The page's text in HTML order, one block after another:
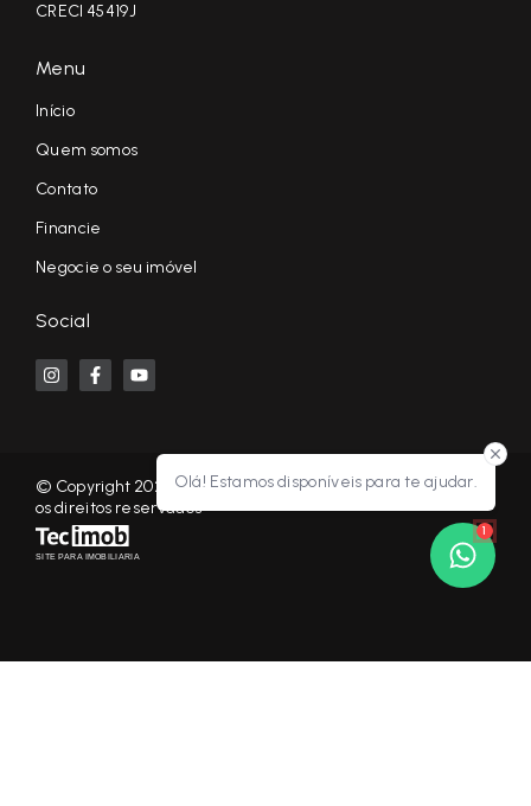
Olá! Estamos disponíveis para te ajudar.
1
CRECI 45419J
Menu
Início
Quem somos
Contato
Financie
Negocie o seu imóvel
Social
© Copyright 2026 - KF NEGÓCIOS IMOBILIÁRIOS RP - Todos
os direitos reservados
SITE PARA IMOBILIARIA